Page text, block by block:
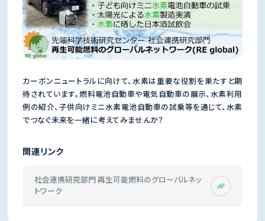
カーボンニュートラルに向けて、水素は重要な役割を果たすと期
待されています。燃料電池自動車や電気自動車の展示、水素利用
例の紹介、子供向けミニ水素電池自動車の試乗等を通じて、水素
でつなぐ未来を一緒に考えてみませんか？
関連リンク
社会連携研究部門 再生可能燃料のグローバルネッ
トワーク